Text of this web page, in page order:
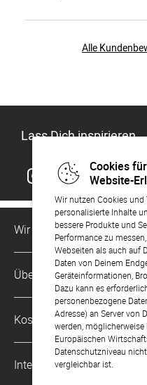
Cookies
Website-
Wir nutzen Cookies
personalisierte Inhalte
bessere Produkte und
Performance zu
Webseiten als auch auf
Daten von Deinem
Geräteinformationen,
Dazu kann es
personenbezogene
Adresse) an Server von
werden,
Europäischen
Datenschutzniveau
vergleichbar ist.
Alle
Lass Dich inspirieren
Wir sind für Dich da
Kundenservice-Hotline
0221 956 725 10
Mo. - Fr. von 9 bis 17 Uhr
Über Uns
Philosophie
Karriere
Impressum
Kostenlose Services
Musterkarten
International